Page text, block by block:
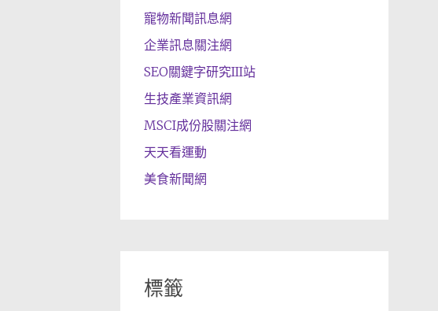
寵物新聞訊息網
企業訊息關注網
SEO關鍵字研究III站
生技產業資訊網
MSCI成份股關注網
天天看運動
美食新聞網
標籤